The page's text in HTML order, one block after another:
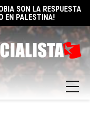
SON LA RESPUESTA
EN PALESTINA!
PARA SER